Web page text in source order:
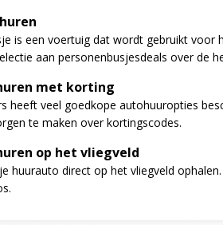
is een voertuig dat wordt gebruikt voor
aan personenbusjesdeals over de
met korting
heeft veel goedkope autohuuropties
te maken over kortingscodes.
op het vliegveld
huurauto direct op het vliegveld